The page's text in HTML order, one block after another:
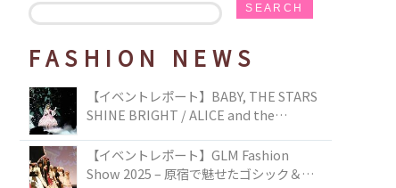
SEARCH
FASHION NEWS
【イベントレポート】BABY, THE STARS
SHINE BRIGHT / ALICE and the
TOKYO
【イベントレポート】GLM Fashion
Show 2025 – 原宿で魅せたゴシック＆ロ